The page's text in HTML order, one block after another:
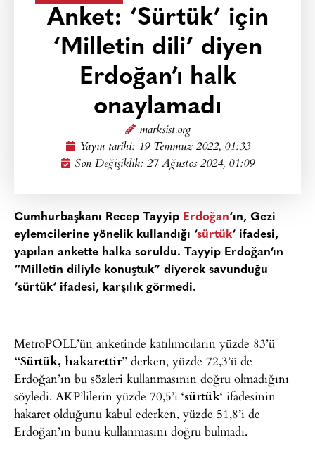
Anket: ‘Sürtük’ için
‘Milletin dili’ diyen
Erdoğan’ı halk
onaylamadı
marksist.org
Yayın tarihi: 19 Temmuz 2022, 01:33
Son Değişiklik: 27 Ağustos 2024, 01:09
Cumhurbaşkanı Recep Tayyip Erdoğan‘ın, Gezi
eylemcilerine yönelik kullandığı ‘sürtük‘ ifadesi,
yapılan ankette halka soruldu. Tayyip Erdoğan’ın
“Milletin diliyle konuştuk” diyerek savunduğu
‘sürtük‘ ifadesi, karşılık görmedi.
MetroPOLL’ün anketinde katılımcıların yüzde 83’ü
“Sürtük, hakarettir” derken, yüzde 72,3’ü de
Erdoğan’ın bu sözleri kullanmasının doğru olmadığını
söyledi. AKP’lilerin yüzde 70,5’i ‘sürtük‘ ifadesinin
hakaret olduğunu kabul ederken, yüzde 51,8’i de
Erdoğan’ın bunu kullanmasını doğru bulmadı.